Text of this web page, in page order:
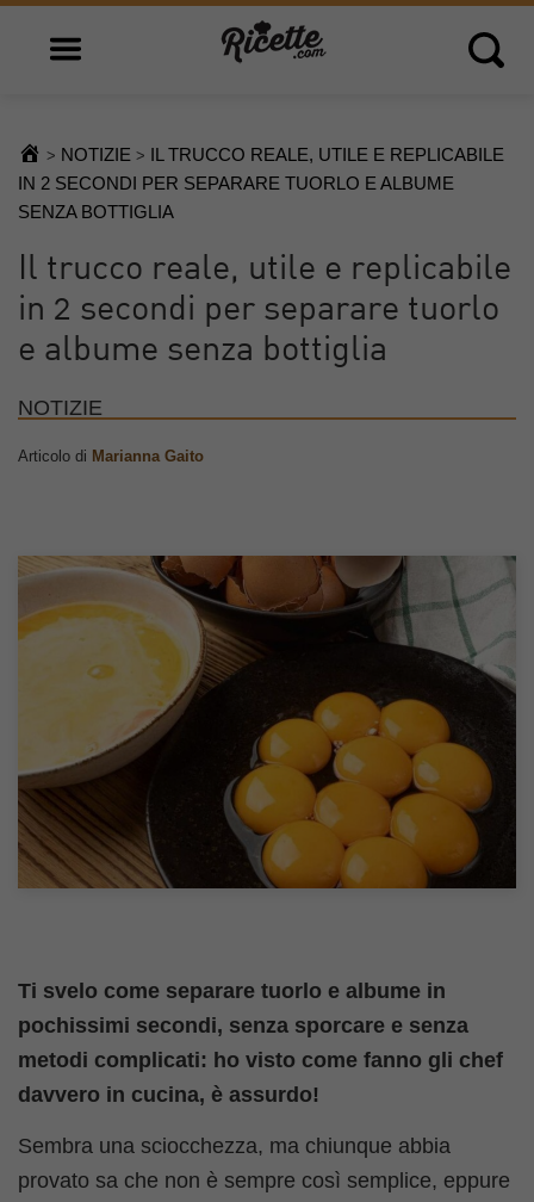
Open main menu Open
> NOTIZIE >
IL TRUCCO REALE, UTILE E REPLICABILE
IN 2 SECONDI PER SEPARARE TUORLO E ALBUME
SENZA BOTTIGLIA
Il trucco reale, utile e replicabile
in 2 secondi per separare tuorlo
e albume senza bottiglia
NOTIZIE
Articolo di Marianna Gaito
Ti svelo come separare tuorlo e albume in
pochissimi secondi, senza sporcare e senza
metodi complicati: ho visto come fanno gli chef
davvero in cucina, è assurdo!
Sembra una sciocchezza, ma chiunque abbia
provato sa che non è sempre così semplice, eppure